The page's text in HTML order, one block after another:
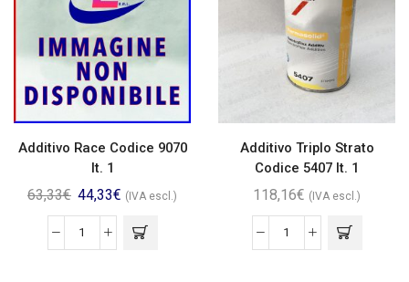
Additivo Race Codice 9070
lt. 1
63,33€ 44,33€ (IVA escl.)
Additivo Triplo Strato
Codice 5407 lt. 1
118,16€ (IVA escl.)